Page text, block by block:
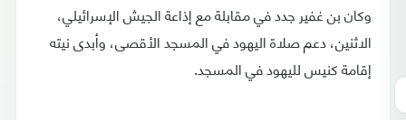
وكان بن غفير جدد في مقابلة مع إذاعة الجيش الإسرائيلي،
الاثنين، دعم صلاة اليهود في المسجد الأقصى، وأبدى نيته
إقامة كنيس لليهود في المسجد.